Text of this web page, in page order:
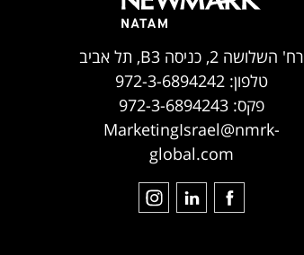
רח' השלושה 2, כניסה B3, תל אביב
טלפון:972-3-6894242
פקס:972-3-6894243
MarketingIsrael@nmrk-
global.com